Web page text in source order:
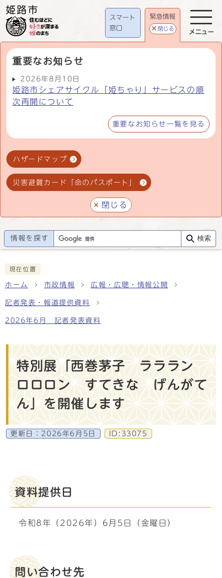
スマート
窓口
緊急情報
閉じる
重要なお知らせ
2026年8月10日
姫路市シェアサイクル「姫ちゃり」サービスの順
次再開について
重要なお知らせ一覧を見る
ハザードマップ
災害避難カード「命のパスポート」
閉じる
メニュー
情報を探す 検索
現在位置
ホーム 市政情報 広報・広聴・情報公開
記者発表・報道提供資料
2026年6月 記者発表資料
特別展「西巻茅子 ラララン
ロロロン すてきな げんがて
ん」を開催します
更新日： 2026年6月5日 ID:33075
資料提供日
令和8年（2026年）6月5日（金曜日）
問い合わせ先